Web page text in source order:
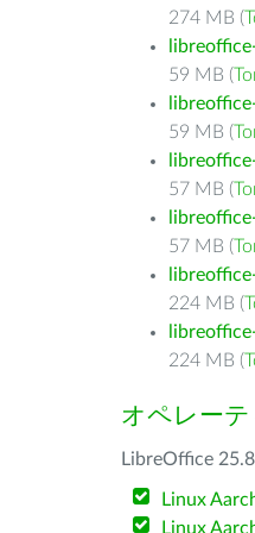
274 MB (
59 MB (
59 MB (
57 MB (
57 MB (
224 MB (
224 MB (
オペレー
LibreOffice
Linux
Linux